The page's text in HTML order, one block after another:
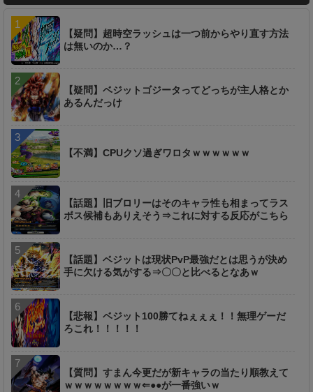
【疑問】超時空ラッシュは一つ前からやり直す方法
は無いのか…？
【疑問】ベジットゴジータってどっちが主人格とか
あるんだっけ
【不満】CPUクソ過ぎワロタｗｗｗｗｗｗ
【話題】旧ブロリーはそのキャラ性も相まってラス
ボス候補もありえそう⇒これに対する反応がこちら
【話題】ベジットは現状PvP最強だとは思うが決め
手に欠ける気がする⇒〇〇と比べるとなあｗ
【悲報】ベジット100勝てねぇぇぇ！！無理ゲーだ
ろこれ！！！！！
【質問】すまん今更だが新キャラの当たり順教えて
ｗｗｗｗｗｗｗｗ⇐●●が一番強いｗ